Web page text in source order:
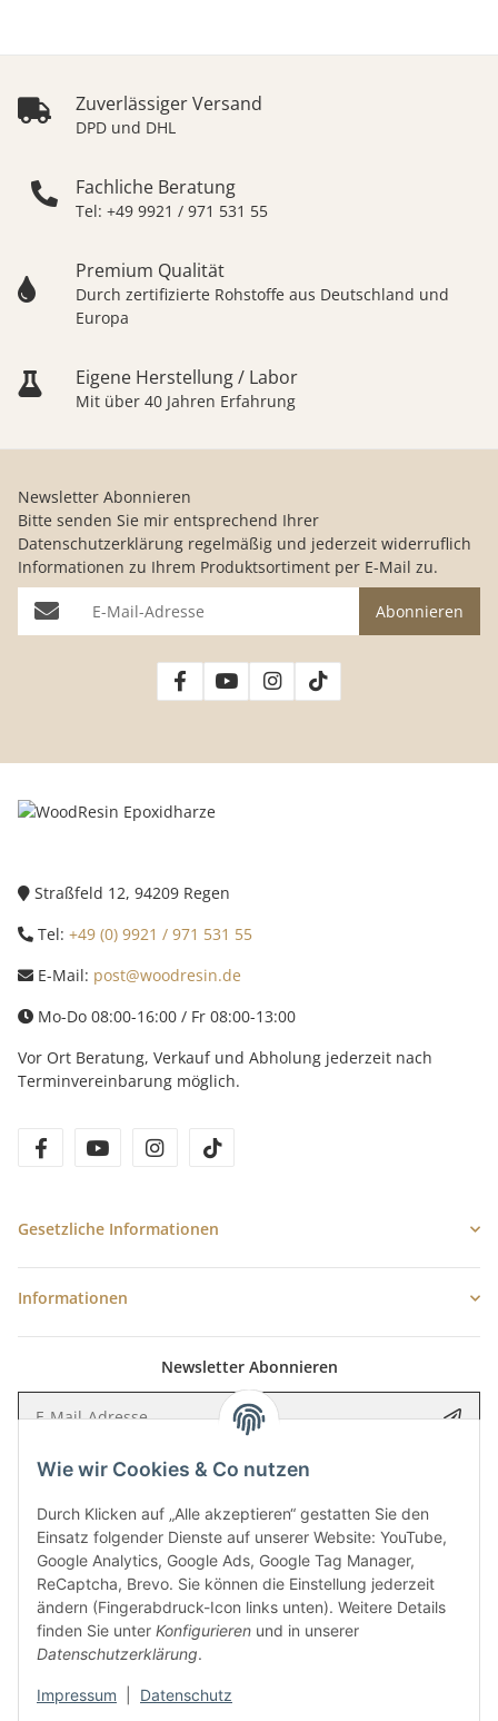
Wie wir Cookies & Co nutzen
Durch Klicken auf „Alle akzeptieren“ gestatten Sie den
Einsatz folgender Dienste auf unserer Website: YouTube,
Google Analytics, Google Ads, Google Tag Manager,
ReCaptcha, Brevo. Sie können die Einstellung jederzeit
ändern (Fingerabdruck-Icon links unten). Weitere Details
finden Sie unter Konfigurieren und in unserer
Datenschutzerklärung.
Impressum Datenschutz
Zuverlässiger Versand
DPD und DHL
Fachliche Beratung
Tel: +49 9921 / 971 531 55
Premium Qualität
Durch zertifizierte Rohstoffe aus Deutschland und
Europa
Eigene Herstellung / Labor
Mit über 40 Jahren Erfahrung
Newsletter Abonnieren
Bitte senden Sie mir entsprechend Ihrer
Datenschutzerklärung regelmäßig und jederzeit widerruflich
Informationen zu Ihrem Produktsortiment per E-Mail zu.
E-Mail-Adresse Abonnieren
Straßfeld 12, 94209 Regen
Tel: +49 (0) 9921 / 971 531 55
E-Mail: post@woodresin.de
Mo-Do 08:00-16:00 / Fr 08:00-13:00
Vor Ort Beratung, Verkauf und Abholung jederzeit nach
Terminvereinbarung möglich.
facebookyoutube instagram
Gesetzliche Informationen
Informationen
Newsletter Abonnieren
Bitte senden Sie mir entsprechend IhrerDatenschutzerklärung
Mail zu.
Newsletter abonnieren und5 €Rabatt-Guschein erhalten.
Für Ihren nächsten Einkauf in unserem WOODResin-Shop.
Den Gutschein erhalten Sie per Email nach der erfolgreichen
Bestätigung Ihrer Email-Adresse.